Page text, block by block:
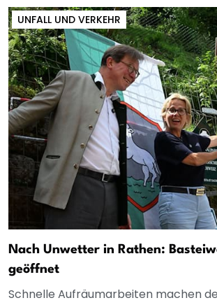
UNFALL UND VERKEHR
Nach Unwetter in Rathen:
geöffnet
Schnelle Aufräumarbeiten machen